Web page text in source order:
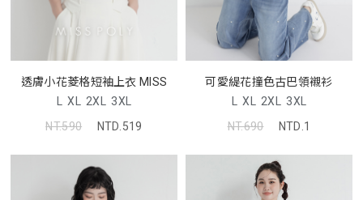
透膚小花菱格短袖上衣 MISS
L XL 2XL 3XL
NT.590
NTD.519
可愛緹花撞色古巴領襯衫
L XL 2XL 3XL
NT.690
NTD.1